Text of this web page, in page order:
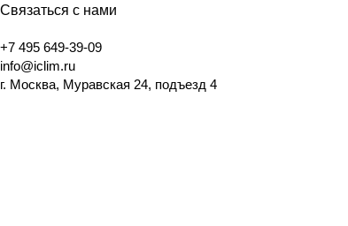
Связаться с нами
+7 495 649-39-09
info@iclim.ru
г. Москва, Муравская 24, подъезд 4